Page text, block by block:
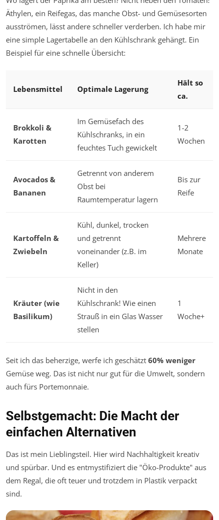
Äthylen, ein Reifegas, das manche Obst- und Gemüsesorten
ausströmen, lässt andere schneller verderben. Ich habe mir
eine simple Lagertabelle an den Kühlschrank gehängt. Ein
Beispiel für eine schnelle Übersicht:
Lebensmittel Optimale Lagerung
Hält so
ca.
Brokkoli &
Karotten
Im Gemüsefach des
Kühlschranks, in ein
feuchtes Tuch gewickelt
1-2
Wochen
Avocados &
Bananen
Getrennt von anderem
Obst bei
Raumtemperatur lagern
Bis zur
Reife
Kartoffeln &
Zwiebeln
Kühl, dunkel, trocken
und getrennt
voneinander (z.B. im
Keller)
Mehrere
Monate
Kräuter (wie
Basilikum)
Nicht in den
Kühlschrank! Wie einen
Strauß in ein Glas Wasser
stellen
1
Woche+
Seit ich das beherzige, werfe ich geschätzt 60% weniger
Gemüse weg. Das ist nicht nur gut für die Umwelt, sondern
auch fürs Portemonnaie.
Selbstgemacht: Die Macht der
einfachen Alternativen
Das ist mein Lieblingsteil. Hier wird Nachhaltigkeit kreativ
und spürbar. Und es entmystifiziert die "Öko-Produkte" aus
dem Regal, die oft teuer und trotzdem in Plastik verpackt
sind.